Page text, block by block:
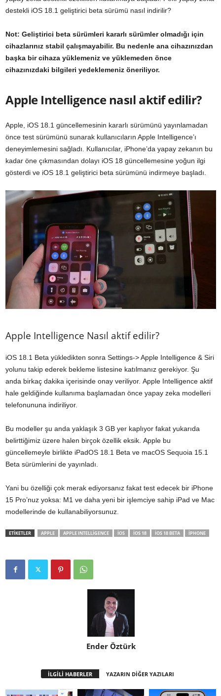
destekli iOS 18.1 geliştirici beta sürümü nasıl indirilir?
Not: Geliştirici beta sürümleri kararlı sürümler olmadığı için
cihazlarınız stabil çalışmayabilir. Bu nedenle ana cihazınızdan
başka bir cihaza yüklemeniz ve yüklemeden önce
cihazınızdaki bilgileri yedeklemeniz öneriliyor.
Apple Intelligence nasıl aktif edilir?
Apple, iOS 18.1 güncellemesinin kararlı sürümünü yayınlamadan
önce test sürümünü sunarak kullanıcıların Apple Intelligence’ı
deneyimlemesini sağladı. Kullanıcılar, iPhone’da yapay zekanın bu
kadar öne çıkmasından dolayı iOS 18 güncellemesine yoğun ilgi
gösterdi ve iOS 18.1 geliştirici beta sürümünü indirmeye başladı.
Apple Intelligence Nasıl aktif edilir?
iOS 18.1 Beta yükledikten sonra Settings-> Apple Intelligence & Siri
yolunu takip ederek bekleme listesine katılmanız gerekiyor. Şu
anda birkaç dakika içerisinde onay veriliyor. Apple Intelligence aktif
hale geldiğinde kullanıma başlamadan önce yapay zeka modelleri
telefonununa indiriliyor.
Bu modeller şu anda yaklaşık 3 GB yer kaplıyor fakat yukarıda
belirttiğimiz üzere halen birçok özellik eksik. Apple bu
güncellemeyle birlikte iPadOS 18.1 Beta ve macOS Sequoia 15.1
Beta sürümlerini de yayınladı.
Yani bu özelliği çok merak ediyorsanız fakat test edecek bir iPhone
15 Pro’nuz yoksa: M1 ve daha yeni bir işlemciye sahip iPad ve Mac
modellerinde de kullanabiliyorsunuz.
ETİKETLER APPLE APPLE INTELLIGENCE IOS IOS 18 IOS 18 BETA IPHONE
Ender Öztürk
İLGİLİ HABERLER YAZARIN DİĞER YAZILARI